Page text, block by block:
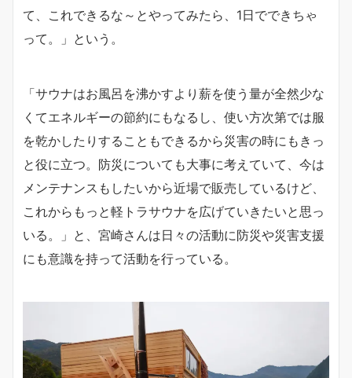
て、これできるな～とやってみたら、1日でできちゃ
って。」という。
「サウナはお風呂を沸かすより薪を使う量が全然少な
くてエネルギーの節約にもなるし、使い方次第では服
を乾かしたりすることもできるから災害の時にもきっ
と役に立つ。防災についても大事に考えていて、今は
メンテナンスもしたいから近場で販売しているけど、
これからもっと軽トラサウナを広げていきたいと思っ
いる。」と、宮崎さんは日々の活動に防災や災害支援
にも意識を持って活動を行っている。